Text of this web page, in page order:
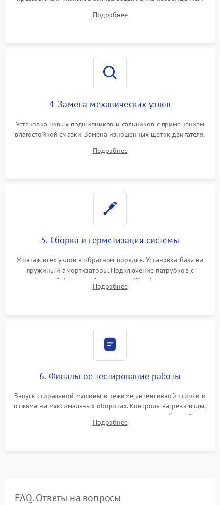
Восстановление целостности проводки и контактов.
Подробнее
4. Замена механических узлов
Установка новых подшипников и сальников с применением
влагостойкой смазки. Замена изношенных щеток двигателя,
или поврежденной резиновой манжеты.
Подробнее
5. Сборка и герметизация системы
Монтаж всех узлов в обратном порядке. Установка бака на
пружины и амортизаторы. Подключение патрубков с
надежной фиксацией хомутами. Обработка стыков
герметиком для предотвращения возможных протечек воды.
Подробнее
6. Финальное тестирование работы
Запуск стиральной машины в режиме интенсивной стирки и
отжима на максимальных оборотах. Контроль нагрева воды,
корректности слива, отсутствия излишних вибраций,
посторонних стуков и протечек под корпусом.
Подробнее
FAQ. Ответы на вопросы